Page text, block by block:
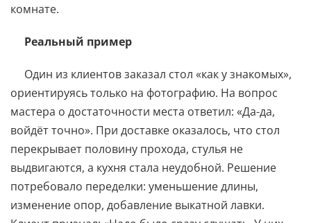
комнате.
Реальный пример
Один из клиентов заказал стол «как у знакомых»,
ориентируясь только на фотографию. На вопрос
мастера о достаточности места ответил: «Да-да,
войдёт точно». При доставке оказалось, что стол
перекрывает половину прохода, стулья не
выдвигаются, а кухня стала неудобной. Решение
потребовало переделки: уменьшение длины,
изменение опор, добавление выкатной лавки.